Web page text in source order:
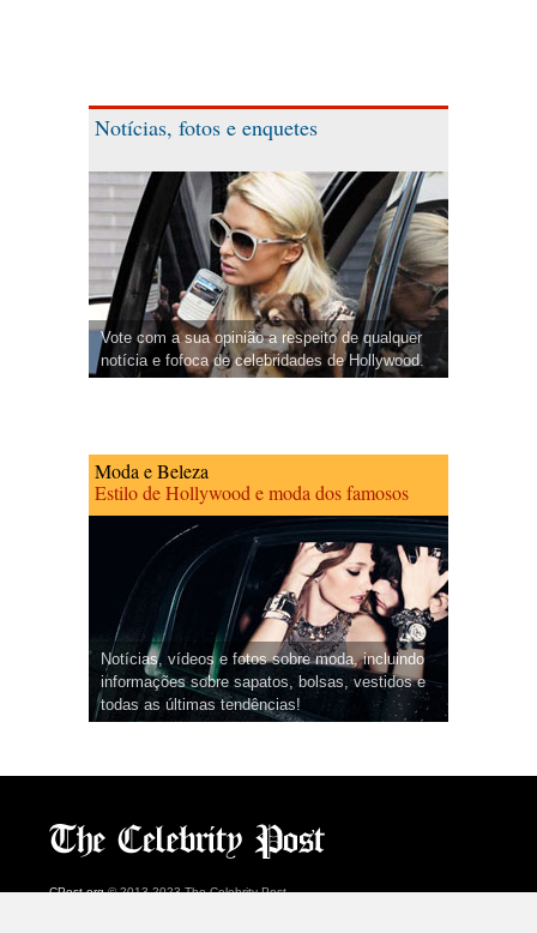
Notícias, fotos e enquetes
Vote com a sua opinião a respeito de qualquer
notícia e fofoca de celebridades de Hollywood.
Moda e Beleza
Estilo de Hollywood e moda dos famosos
Notícias, vídeos e fotos sobre moda, incluindo
informações sobre sapatos, bolsas, vestidos e
todas as últimas tendências!
CPost.org© 2013-2023 The Celebrity Post.